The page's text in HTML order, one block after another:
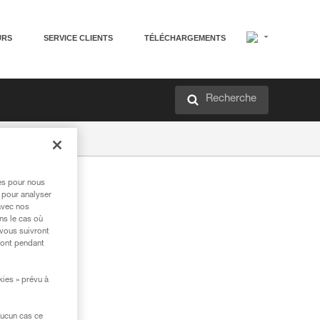
SERVICE CLIENTS TÉLÉCHARGEMENTS
Recherche
pour nous
analyser
nos
le cas où
suivront
pendant
» prévu à
cas ce